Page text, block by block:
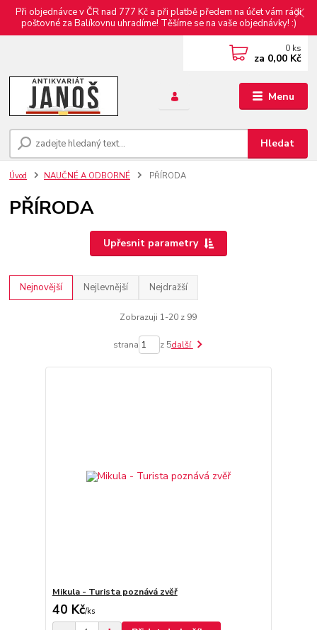
Při objednávce v ČR nad 777 Kč a při platbě předem na účet vám rádi
poštovné za Balíkovnu uhradíme! Těšíme se na vaše objednávky! :)
Menu
Hledat
0 ks
za 0,00 Kč
Úvod NAUČNÉ A ODBORNÉ PŘÍRODA
PŘÍRODA
Upřesnit parametry
Nejnovější Nejlevnější Nejdražší
Zobrazuji 1-20 z 99
strana z 5další
Mikula - Turista poznává zvěř
40 Kč/ks